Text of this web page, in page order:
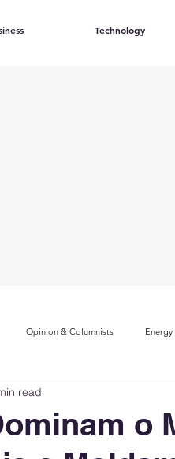
Technology
Opinion & Columnists Energy
Sustainability & ESG Index
o
read